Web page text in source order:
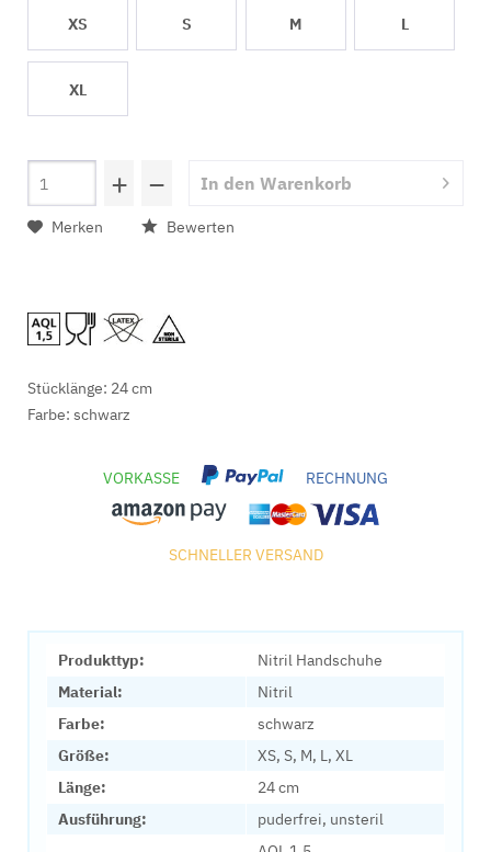
XS S M L
XL
+ − In den Warenkorb
Merken Bewerten
Stücklänge: 24 cm
Farbe: schwarz
VORKASSE RECHNUNG
SCHNELLER VERSAND
Produkttyp:
Nitril Handschuhe
Material:
Nitril
Farbe:
schwarz
Größe:
XS, S, M, L, XL
Länge:
24 cm
Ausführung:
puderfrei, unsteril